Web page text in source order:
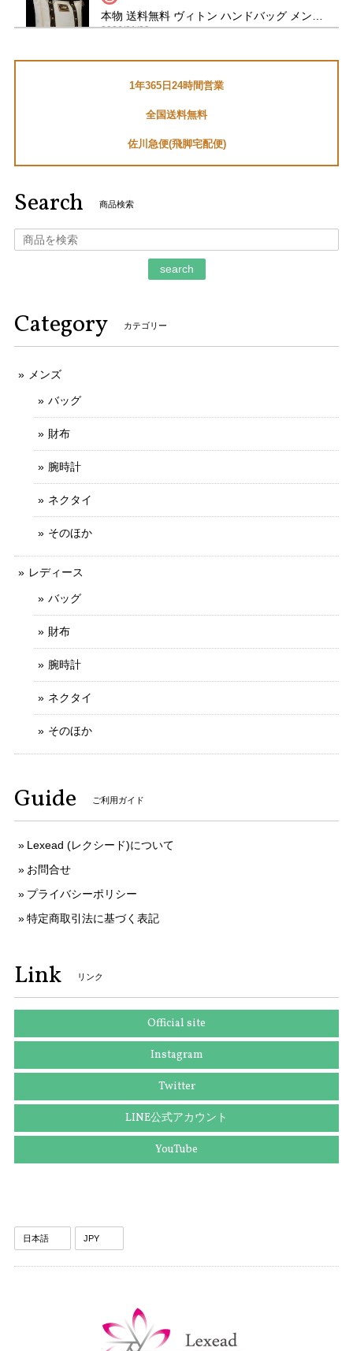
2026/01/29
2026/01/05
そのように言っていただけましてとても嬉しく
存じます。 お客様のお言葉がとても励みになり
ます。 ご丁寧なお取引をしていただきましてあ
不明な点や質問にも迅速かつご丁寧に対応していただける信
用のできるお店です。
ご丁寧なお取引をしていただきましてありがと
うございます。 とても信頼できるお客様で、安
心してお取引ができました。 お力になれること
もなにとぞよろしくお願いいたします。
送料無料 シチズン 腕時計 レディース エクシード 4422-E42797 ゴールド オーバル型 12Pダイヤ ヴィンテージ ロゴ 小さめ ブランド X379
写真と説明文通りの綺麗なお品でした 予備コマでのバンドサ
イズ調整にも応じていただき、ありがとうございます
存じます。 お客様のお言葉がとても励みになり
ます。 ご丁寧なお取引をしていただきましてあ
りがとうございます。 今後ともなにとぞよろし
くお願いいたします。
送料無料 ディオール ネクタイ ワイドタイ シルク 黄色 イエロー グレー 紫色 ビジネス カジュアル ブランド 鍵 植物 フランス製 綺麗 N516
2025/09/03
1年365日24時間営業
全国送料無料
佐川急便(飛脚宅配便)
Search 商品検索
search
Category カテゴリー
メンズ
バッグ
財布
腕時計
ネクタイ
そのほか
レディース
バッグ
財布
腕時計
ネクタイ
そのほか
Guide ご利用ガイド
Lexead (レクシード)について
お問合せ
プライバシーポリシー
特定商取引法に基づく表記
Link リンク
Official site
Instagram
Twitter
LINE公式アカウント
YouTube